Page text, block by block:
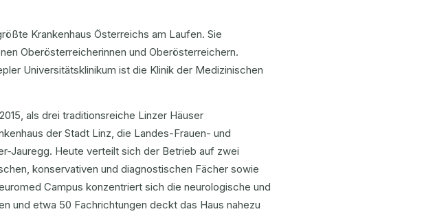
Krankenhaus Österreichs am Laufen. Sie
Oberösterreicherinnen und Oberösterreichern.
Universitätsklinikum ist die Klinik der Medizinischen
als drei traditionsreiche Linzer Häuser
der Stadt Linz, die Landes-Frauen- und
Jauregg. Heute verteilt sich der Betrieb auf zwei
konservativen und diagnostischen Fächer sowie
Campus konzentriert sich die neurologische und
und etwa 50 Fachrichtungen deckt das Haus nahezu